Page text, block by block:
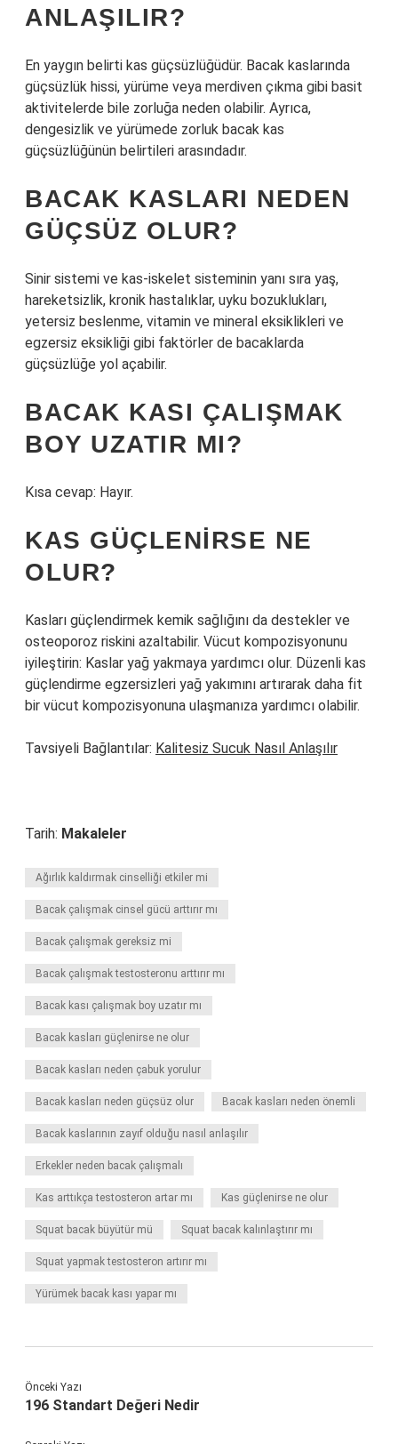
ANLAŞILIR?
En yaygın belirti kas güçsüzlüğüdür. Bacak kaslarında
güçsüzlük hissi, yürüme veya merdiven çıkma gibi basit
aktivitelerde bile zorluğa neden olabilir. Ayrıca,
dengesizlik ve yürümede zorluk bacak kas
güçsüzlüğünün belirtileri arasındadır.
BACAK KASLARI NEDEN
GÜÇSÜZ OLUR?
Sinir sistemi ve kas-iskelet sisteminin yanı sıra yaş,
hareketsizlik, kronik hastalıklar, uyku bozuklukları,
yetersiz beslenme, vitamin ve mineral eksiklikleri ve
egzersiz eksikliği gibi faktörler de bacaklarda
güçsüzlüğe yol açabilir.
BACAK KASI ÇALIŞMAK
BOY UZATIR MI?
Kısa cevap: Hayır.
KAS GÜÇLENIRSE NE
OLUR?
Kasları güçlendirmek kemik sağlığını da destekler ve
osteoporoz riskini azaltabilir. Vücut kompozisyonunu
iyileştirin: Kaslar yağ yakmaya yardımcı olur. Düzenli kas
güçlendirme egzersizleri yağ yakımını artırarak daha fit
bir vücut kompozisyonuna ulaşmanıza yardımcı olabilir.
Tavsiyeli Bağlantılar: Kalitesiz Sucuk Nasıl Anlaşılır
Tarih: Makaleler
Ağırlık kaldırmak cinselliği etkiler mi
Bacak çalışmak cinsel gücü arttırır mı
Bacak çalışmak gereksiz mi
Bacak çalışmak testosteronu arttırır mı
Bacak kası çalışmak boy uzatır mı
Bacak kasları güçlenirse ne olur
Bacak kasları neden çabuk yorulur
Bacak kasları neden güçsüz olur Bacak kasları neden önemli
Bacak kaslarının zayıf olduğu nasıl anlaşılır
Erkekler neden bacak çalışmalı
Kas arttıkça testosteron artar mı Kas güçlenirse ne olur
Squat bacak büyütür mü Squat bacak kalınlaştırır mı
Squat yapmak testosteron artırır mı
Yürümek bacak kası yapar mı
Önceki Yazı
196 Standart Değeri Nedir